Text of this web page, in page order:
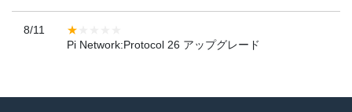
8/11
Pi Network:Protocol 26 アップグレード